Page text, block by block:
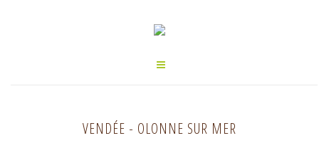
VENDÉE - OLONNE SUR MER